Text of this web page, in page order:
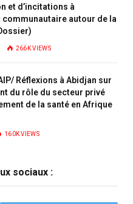
et d’incitations à
communautaire autour de la
266KVIEWS
Réflexions à Abidjan sur
du rôle du secteur privé
de la santé en Afrique
160KVIEWS
sociaux :